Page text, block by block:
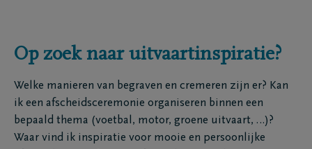
Op zoek naar uitvaartinspiratie?
Welke manieren van begraven en cremeren zijn er? Kan
ik een afscheidsceremonie organiseren binnen een
bepaald thema (voetbal, motor, groene uitvaart, …)?
Waar vind ik inspiratie voor mooie en persoonlijke